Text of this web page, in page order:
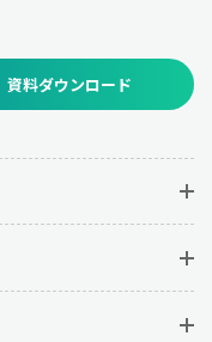
資料ダウンロード